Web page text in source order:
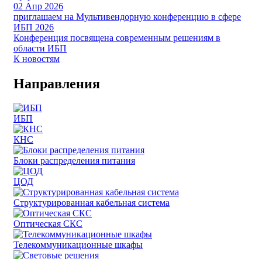
02 Апр 2026
приглашаем на Мультивендорную конференцию в сфере
ИБП 2026
Конференция посвящена современным решениям в
области ИБП
К новостям
Направления
ИБП
КНС
Блоки распределения питания
ЦОД
Структурированная кабельная система
Оптическая СКС
Телекоммуникационные шкафы